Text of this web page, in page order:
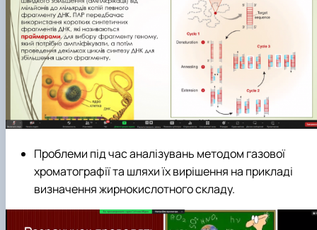
Проблеми під час аналізувань методом газової
хроматографії та шляхи їх вирішення на прикладі
визначення жирнокислотного складу.